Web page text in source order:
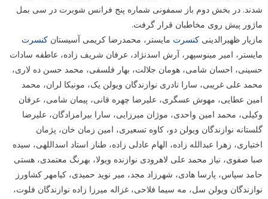
شدند. در بخش دوم باز سمفونی شماره پنج فرانس شوبرت در سی بمل
ماژور پیش روی مخاطبان قرار گرفت.
مازیار ظهیرالدینی کنسرت مایستر، محمدرضا کریمی آسیستان کنسرت
مایستر، امیر مینوسپهر، آرش اسدنژاد، عرفان شریف زاده، عاطفه سادات
حسینی، احسان شامی، هومان جلالت، بهار فلسفی، محمد حسن ده لاری،
محمد علی غریبی، سارا نادری نوازندگان ویولن یک، مونیکا لران، محمد
امین عطایی، مهوش عسگری، علیرضا چهره قانی، پیمان شامی، عرفان
وکیلی، محمد امین واحدی، موژان میرزایی، سارا بیرامزادگان، علیرضا
گلستانه نوازندگان ویولن دو، کاوه تسعیری، امین زمان خان، پژمان
اختیاری، زهرا عبدالله زاده، الهام عادلی زاده، طناز استاد اسداللهی، سیده
صبا صفوی، نیاز محمد علی لاهرودی نوازنده ویولا، بهرنگ معتمدی، هستی
حامد سپاس، پارسا هادی، شهرزاد مجد، میر نوید حمیدی، کیامهر کشاورز
نوازندگان ویولن سل، مه سیما فلاحی، غزاله میرزا زاده نوازندگان فلوت،